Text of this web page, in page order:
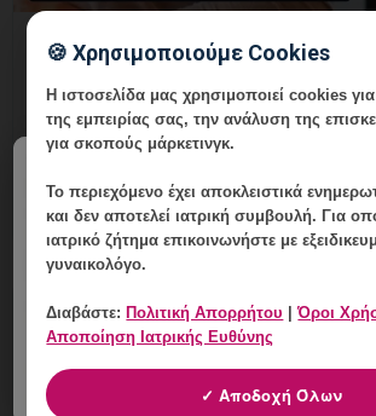
Κονδυλώματα ή Θυλακίτιδα:
Γίνεται η Διάκριση;
8 Αυγούστου, 2026
Κονδυλώματα ή Θυλακίτιδα: Πώς
Εξειδικευμένη ενημέρωση, έλεγχος και
γυναικολογική καθοδήγηση στη
🍪 Χρησιμοποιούμε Cookies
Η ιστοσελίδα μας χρησιμοποιεί cookies
της εμπειρίας σας, την ανάλυση της
για σκοπούς μάρκετινγκ.
Το περιεχόμενο έχειαποκλειστικά
και δεν αποτελεί ιατρική συμβουλή. Για
ιατρικό ζήτημα επικοινωνήστε με
γυναικολόγο.
Διαβάστε:Πολιτική Απορρήτου |Όροι
Αποποίηση Ιατρικής Ευθύνης
✓ Αποδοχή Όλων